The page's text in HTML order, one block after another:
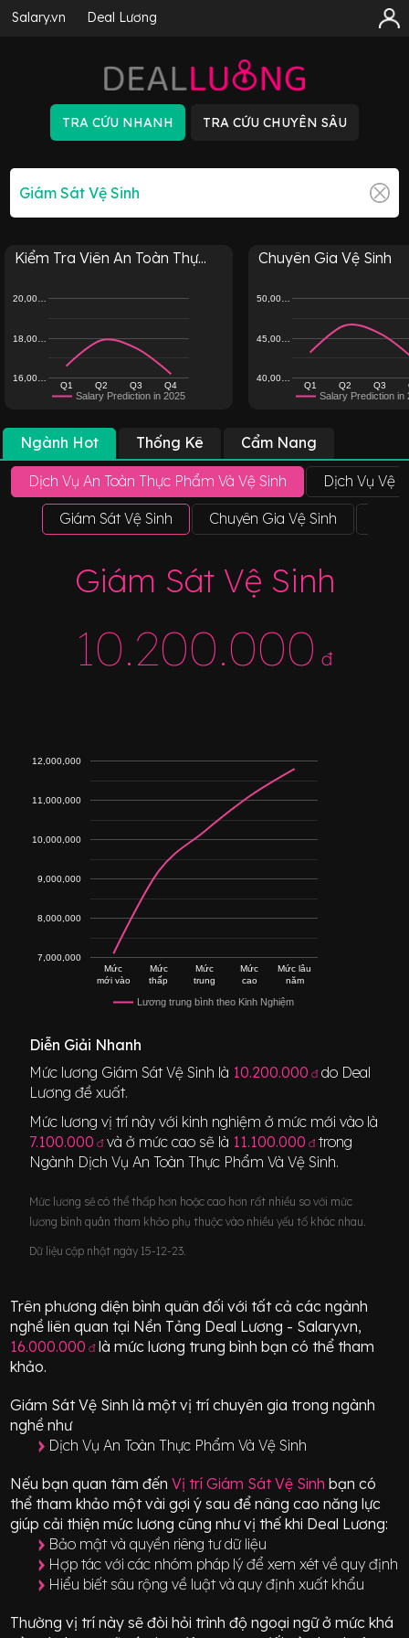
Salary.vn Deal Lương
Kiểm Tra Viên An Toàn Thự...
Salary Prediction in 2025
Q1 Q2 Q3 Q4
16,00…
18,00…
20,00…
Chuyên Gia Vệ Sinh
Salary Prediction in
Q1 Q2 Q3
40,00…
45,00…
50,00…
Ngành Hot Thống Kê Cẩm Nang
Dịch Vụ An Toàn Thực Phẩm Và Vệ Sinh Dịch Vụ Vệ
Giám Sát Vệ Sinh Chuyên Gia Vệ Sinh
Giám Sát Vệ Sinh
10.200.000 đ
Lương trung bình theo Kinh Nghiệm
Mức
mới vào
Mức
thấp
Mức
trung
Mức
cao
Mức lâu
năm
7,000,000
8,000,000
9,000,000
10,000,000
11,000,000
12,000,000
Diễn Giải Nhanh
Mức lương Giám Sát Vệ Sinh là 10.200.000 đdo Deal
Lương đề xuất.
Mức lương vị trí này với kinh nghiệm ở mức mới vào là
7.100.000 đ và ở mức cao sẽ là 11.100.000 đ trong
Ngành Dịch Vụ An Toàn Thực Phẩm Và Vệ Sinh.
Mức lương sẽ có thể thấp hơn hoặc cao hơn rất nhiều so với mức
lương bình quân tham khảo phụ thuộc vào nhiều yếu tố khác nhau.
Dữ liệu cập nhật ngày 15-12-23.
Trên phương diện bình quân đối với tất cả các ngành
nghề liên quan tại Nền Tảng Deal Lương - Salary.vn,
16.000.000 đlà mức lương trung bình bạn có thể tham
khảo.
Giám Sát Vệ Sinh là một vị tríchuyên gia trong ngành
nghề như
Dịch Vụ An Toàn Thực Phẩm Và Vệ Sinh
Nếu bạn quan tâm đến Vị tríGiám Sát Vệ Sinh bạn có
thể tham khảo một vài gợi ý sau để nâng cao năng lực
giúp cải thiện mức lương cũng như vị thế khi Deal Lương:
Bảo mật và quyền riêng tư dữ liệu
Hợp tác với các nhóm pháp lý để xem xét về quy định
Hiểu biết sâu rộng về luật và quy định xuất khẩu
Thường vị trí này sẽ đòi hỏi trình độ ngoại ngữ ở mứckhá